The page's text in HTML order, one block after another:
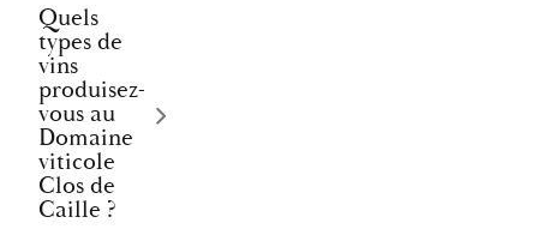
Quels
types de
vins
produisez-
vous au
Domaine
viticole
Clos de
Caille ?